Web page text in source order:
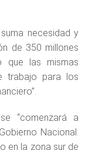
necesidad y
de 350 millones
que las mismas
trabajo para los
“comenzará a
Nacional.
en la zona sur de